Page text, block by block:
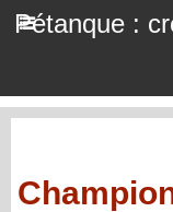
Pétanque :